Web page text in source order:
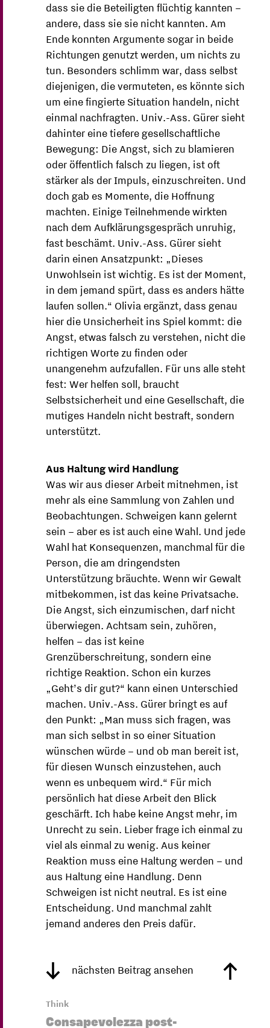
dass sie die Beteiligten flüchtig kannten –
andere, dass sie sie nicht kannten. Am
Ende konnten Argumente sogar in beide
Richtungen genutzt werden, um nichts zu
tun. Besonders schlimm war, dass selbst
diejenigen, die vermuteten, es könnte sich
um eine fingierte Situation handeln, nicht
einmal nachfragten. Univ.-Ass. Gürer sieht
dahinter eine tiefere gesellschaftliche
Bewegung: Die Angst, sich zu blamieren
oder öffentlich falsch zu liegen, ist oft
stärker als der Impuls, einzuschreiten. Und
doch gab es Momente, die Hoffnung
machten. Einige Teilnehmende wirkten
nach dem Aufklärungsgespräch unruhig,
fast beschämt. Univ.-Ass. Gürer sieht
darin einen Ansatzpunkt: „Dieses
Unwohlsein ist wichtig. Es ist der Moment,
in dem jemand spürt, dass es anders hätte
laufen sollen.“ Olivia ergänzt, dass genau
hier die Unsicherheit ins Spiel kommt: die
Angst, etwas falsch zu verstehen, nicht die
richtigen Worte zu finden oder
unangenehm aufzufallen. Für uns alle steht
fest: Wer helfen soll, braucht
Selbstsicherheit und eine Gesellschaft, die
mutiges Handeln nicht bestraft, sondern
unterstützt.
Aus Haltung wird Handlung
Was wir aus dieser Arbeit mitnehmen, ist
mehr als eine Sammlung von Zahlen und
Beobachtungen. Schweigen kann gelernt
sein – aber es ist auch eine Wahl. Und jede
Wahl hat Konsequenzen, manchmal für die
Person, die am dringendsten
Unterstützung bräuchte. Wenn wir Gewalt
mitbekommen, ist das keine Privatsache.
Die Angst, sich einzumischen, darf nicht
überwiegen. Achtsam sein, zuhören,
helfen – das ist keine
Grenzüberschreitung, sondern eine
richtige Reaktion. Schon ein kurzes
„Geht’s dir gut?“ kann einen Unterschied
machen. Univ.-Ass. Gürer bringt es auf
den Punkt: „Man muss sich fragen, was
man sich selbst in so einer Situation
wünschen würde – und ob man bereit ist,
für diesen Wunsch einzustehen, auch
wenn es unbequem wird.“ Für mich
persönlich hat diese Arbeit den Blick
geschärft. Ich habe keine Angst mehr, im
Unrecht zu sein. Lieber frage ich einmal zu
viel als einmal zu wenig. Aus keiner
Reaktion muss eine Haltung werden – und
aus Haltung eine Handlung. Denn
Schweigen ist nicht neutral. Es ist eine
Entscheidung. Und manchmal zahlt
jemand anderes den Preis dafür.
nächsten Beitrag ansehen
Think
Consapevolezza post-